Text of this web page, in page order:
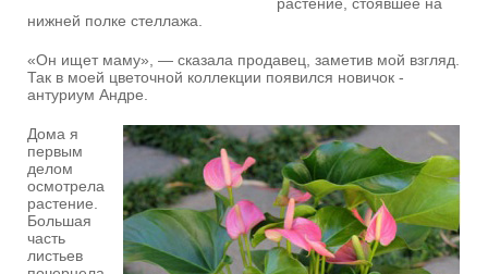
нижней полке стеллажа.
«Он ищет маму», — сказала продавец, заметив мой взгляд.
Так в моей цветочной коллекции появился новичок -
антуриум Андре.
Дома я
первым
делом
осмотрела
растение.
Большая
часть
листьев